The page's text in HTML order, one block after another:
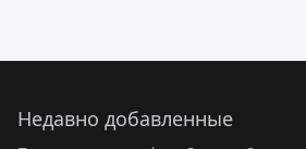
Недавно добавленные